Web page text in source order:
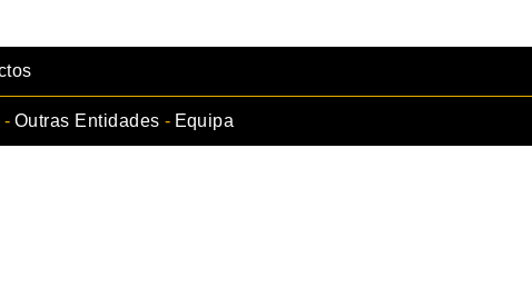
Outras Entidades Equipa